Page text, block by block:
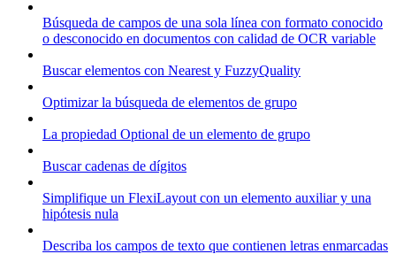
Búsqueda de campos de una sola línea con formato conocido
o desconocido en documentos con calidad de OCR variable
Buscar elementos con Nearest y FuzzyQuality
Optimizar la búsqueda de elementos de grupo
La propiedad Optional de un elemento de grupo
Buscar cadenas de dígitos
Simplifique un FlexiLayout con un elemento auxiliar y una
hipótesis nula
Describa los campos de texto que contienen letras enmarcadas